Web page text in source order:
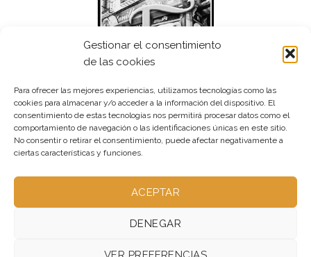
Gestionar el consentimiento
de las cookies
Para ofrecer las mejores experiencias, utilizamos tecnologías como las
cookies para almacenar y/o acceder a la información del dispositivo. El
consentimiento de estas tecnologías nos permitirá procesar datos como el
comportamiento de navegación o las identificaciones únicas en este sitio.
No consentir o retirar el consentimiento, puede afectar negativamente a
ciertas características y funciones.
ACEPTAR
DENEGAR